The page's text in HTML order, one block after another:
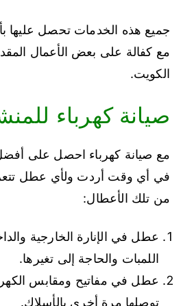
جميع هذه الخدمات تحصل عليها
مع كفالة على بعض الأعمال
الكويت.
صيانة كهرباء
مع صيانة كهرباء احصل على
في أي وقت أردت ولأي عطل
من تلك الأعطال:
عطل في الإنارة الخارجية
اللمبات والحاجة إلى تغيرها.
عطل في مفاتيح ومقابس
توصلها مرة أخرى بالأسلاك.